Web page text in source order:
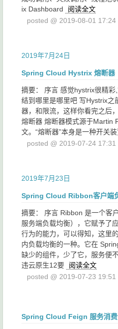
ix Dashboard
阅读全文
posted @ 2019-08-01 17:24
2019年7月24日
Spring Cloud Hystrix 熔断器
摘要： 序言 感觉hystrix很精
结到哪里是哪里吧 写Hystrix之
器，和限流，这样你看完之后
熔断器 熔断器模式源于Martin
文。“熔断器”本身是一种开关
posted @ 2019-07-24 17:31
2019年7月23日
Spring Cloud Ribbon客户端
摘要： 序言 Ribbon 是一个客
服务端负载均衡），它赋予了
行为的能力，可以得知，这里
内负载均衡的一种。它在
缺少的组件，少了它，服务便
违云原生12要
阅读全文
posted @ 2019-07-23 19:51
Spring Cloud Feign 服务消费